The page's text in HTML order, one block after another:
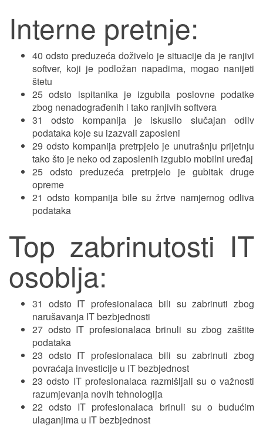
Interne pretnje:
40 odsto preduzeća doživelo je situacije da je ranjivi
softver, koji je podložan napadima, mogao nanijeti
štetu
25 odsto ispitanika je izgubila poslovne podatke
zbog nenadograđenih i tako ranjivih softvera
31 odsto kompanija je iskusilo slučajan odliv
podataka koje su izazvali zaposleni
29 odsto kompanija pretrpjelo je unutrašnju prijetnju
tako što je neko od zaposlenih izgubio mobilni uređaj
25 odsto preduzeća pretrpjelo je gubitak druge
opreme
21 odsto kompanija bile su žrtve namjernog odliva
podataka
Top zabrinutosti IT
osoblja:
31 odsto IT profesionalaca bili su zabrinuti zbog
narušavanja IT bezbjednosti
27 odsto IT profesionalaca brinuli su zbog zaštite
podataka
23 odsto IT profesionalaca bili su zabrinuti zbog
povraćaja investicije u IT bezbjednost
23 odsto IT profesionalaca razmišljali su o važnosti
razumjevanja novih tehnologija
22 odsto IT profesionalaca brinuli su o budućim
ulaganjima u IT bezbjednost